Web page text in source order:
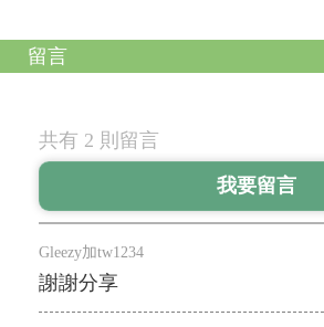
留言
共有 2 則留言
Gleezy加tw1234
謝謝分享